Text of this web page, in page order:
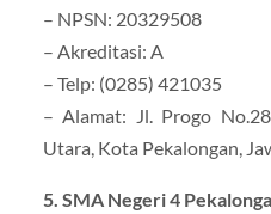
– NPSN: 20329508
– Akreditasi: A
– Telp: (0285) 421035
– Alamat: Jl. Progo
Utara, Kota Pekalongan,
5. SMA Negeri 4